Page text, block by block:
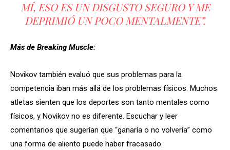
MÍ, ESO ES UN DISGUSTO SEGURO Y ME
DEPRIMIÓ UN POCO MENTALMENTE”.
Más de Breaking Muscle:
Novikov también evaluó que sus problemas para la
competencia iban más allá de los problemas físicos. Muchos
atletas sienten que los deportes son tanto mentales como
físicos, y Novikov no es diferente. Escuchar y leer
comentarios que sugerían que “ganaría o no volvería” como
una forma de aliento puede haber fracasado.